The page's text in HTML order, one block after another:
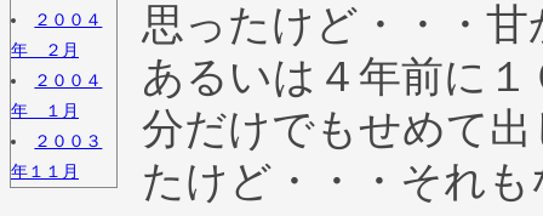
２００４
年 ２月
２００４
年 １月
２００３
年１１月
思ったけど・・・
あるいは４年前に
分だけでもせめて
たけど・・・それ